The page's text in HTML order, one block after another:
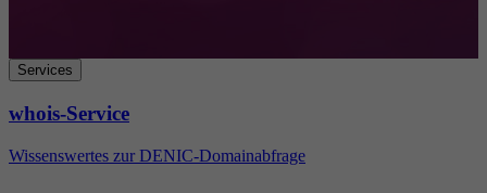
Services
whois-Service
Wissenswertes zur DENIC-Domainabfrage